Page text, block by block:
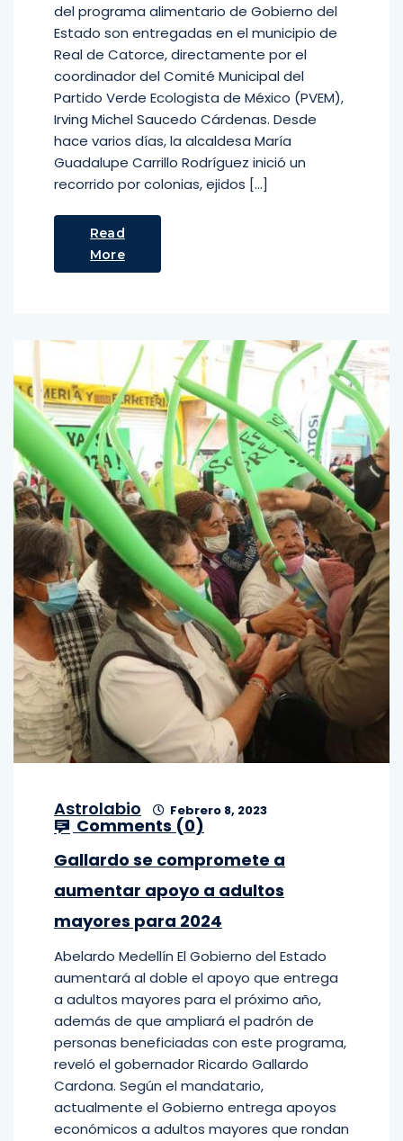
del programa alimentario de Gobierno del
Estado son entregadas en el municipio de
Real de Catorce, directamente por el
coordinador del Comité Municipal del
Partido Verde Ecologista de México (PVEM),
Irving Michel Saucedo Cárdenas. Desde
hace varios días, la alcaldesa María
Guadalupe Carrillo Rodríguez inició un
recorrido por colonias, ejidos […]
Read
More
Astrolabio Febrero 8, 2023
Comments (0)
Gallardo se compromete a
aumentar apoyo a adultos
mayores para 2024
Abelardo Medellín El Gobierno del Estado
aumentará al doble el apoyo que entrega
a adultos mayores para el próximo año,
además de que ampliará el padrón de
personas beneficiadas con este programa,
reveló el gobernador Ricardo Gallardo
Cardona. Según el mandatario,
actualmente el Gobierno entrega apoyos
económicos a adultos mayores que rondan